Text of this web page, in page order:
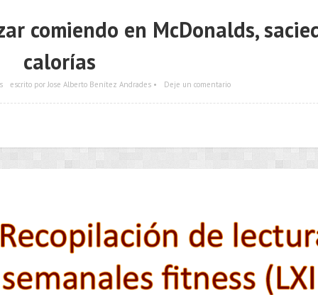
comiendo en McDonalds,
calorías
escrito por Jose Alberto Benítez Andrades • Deje un comentario